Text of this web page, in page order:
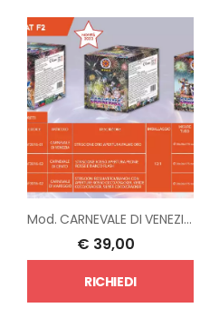
Mod.CARNEVALE DI VENEZIA- CENTO- VIAREGGIO
€ 39,00
RICHIEDI